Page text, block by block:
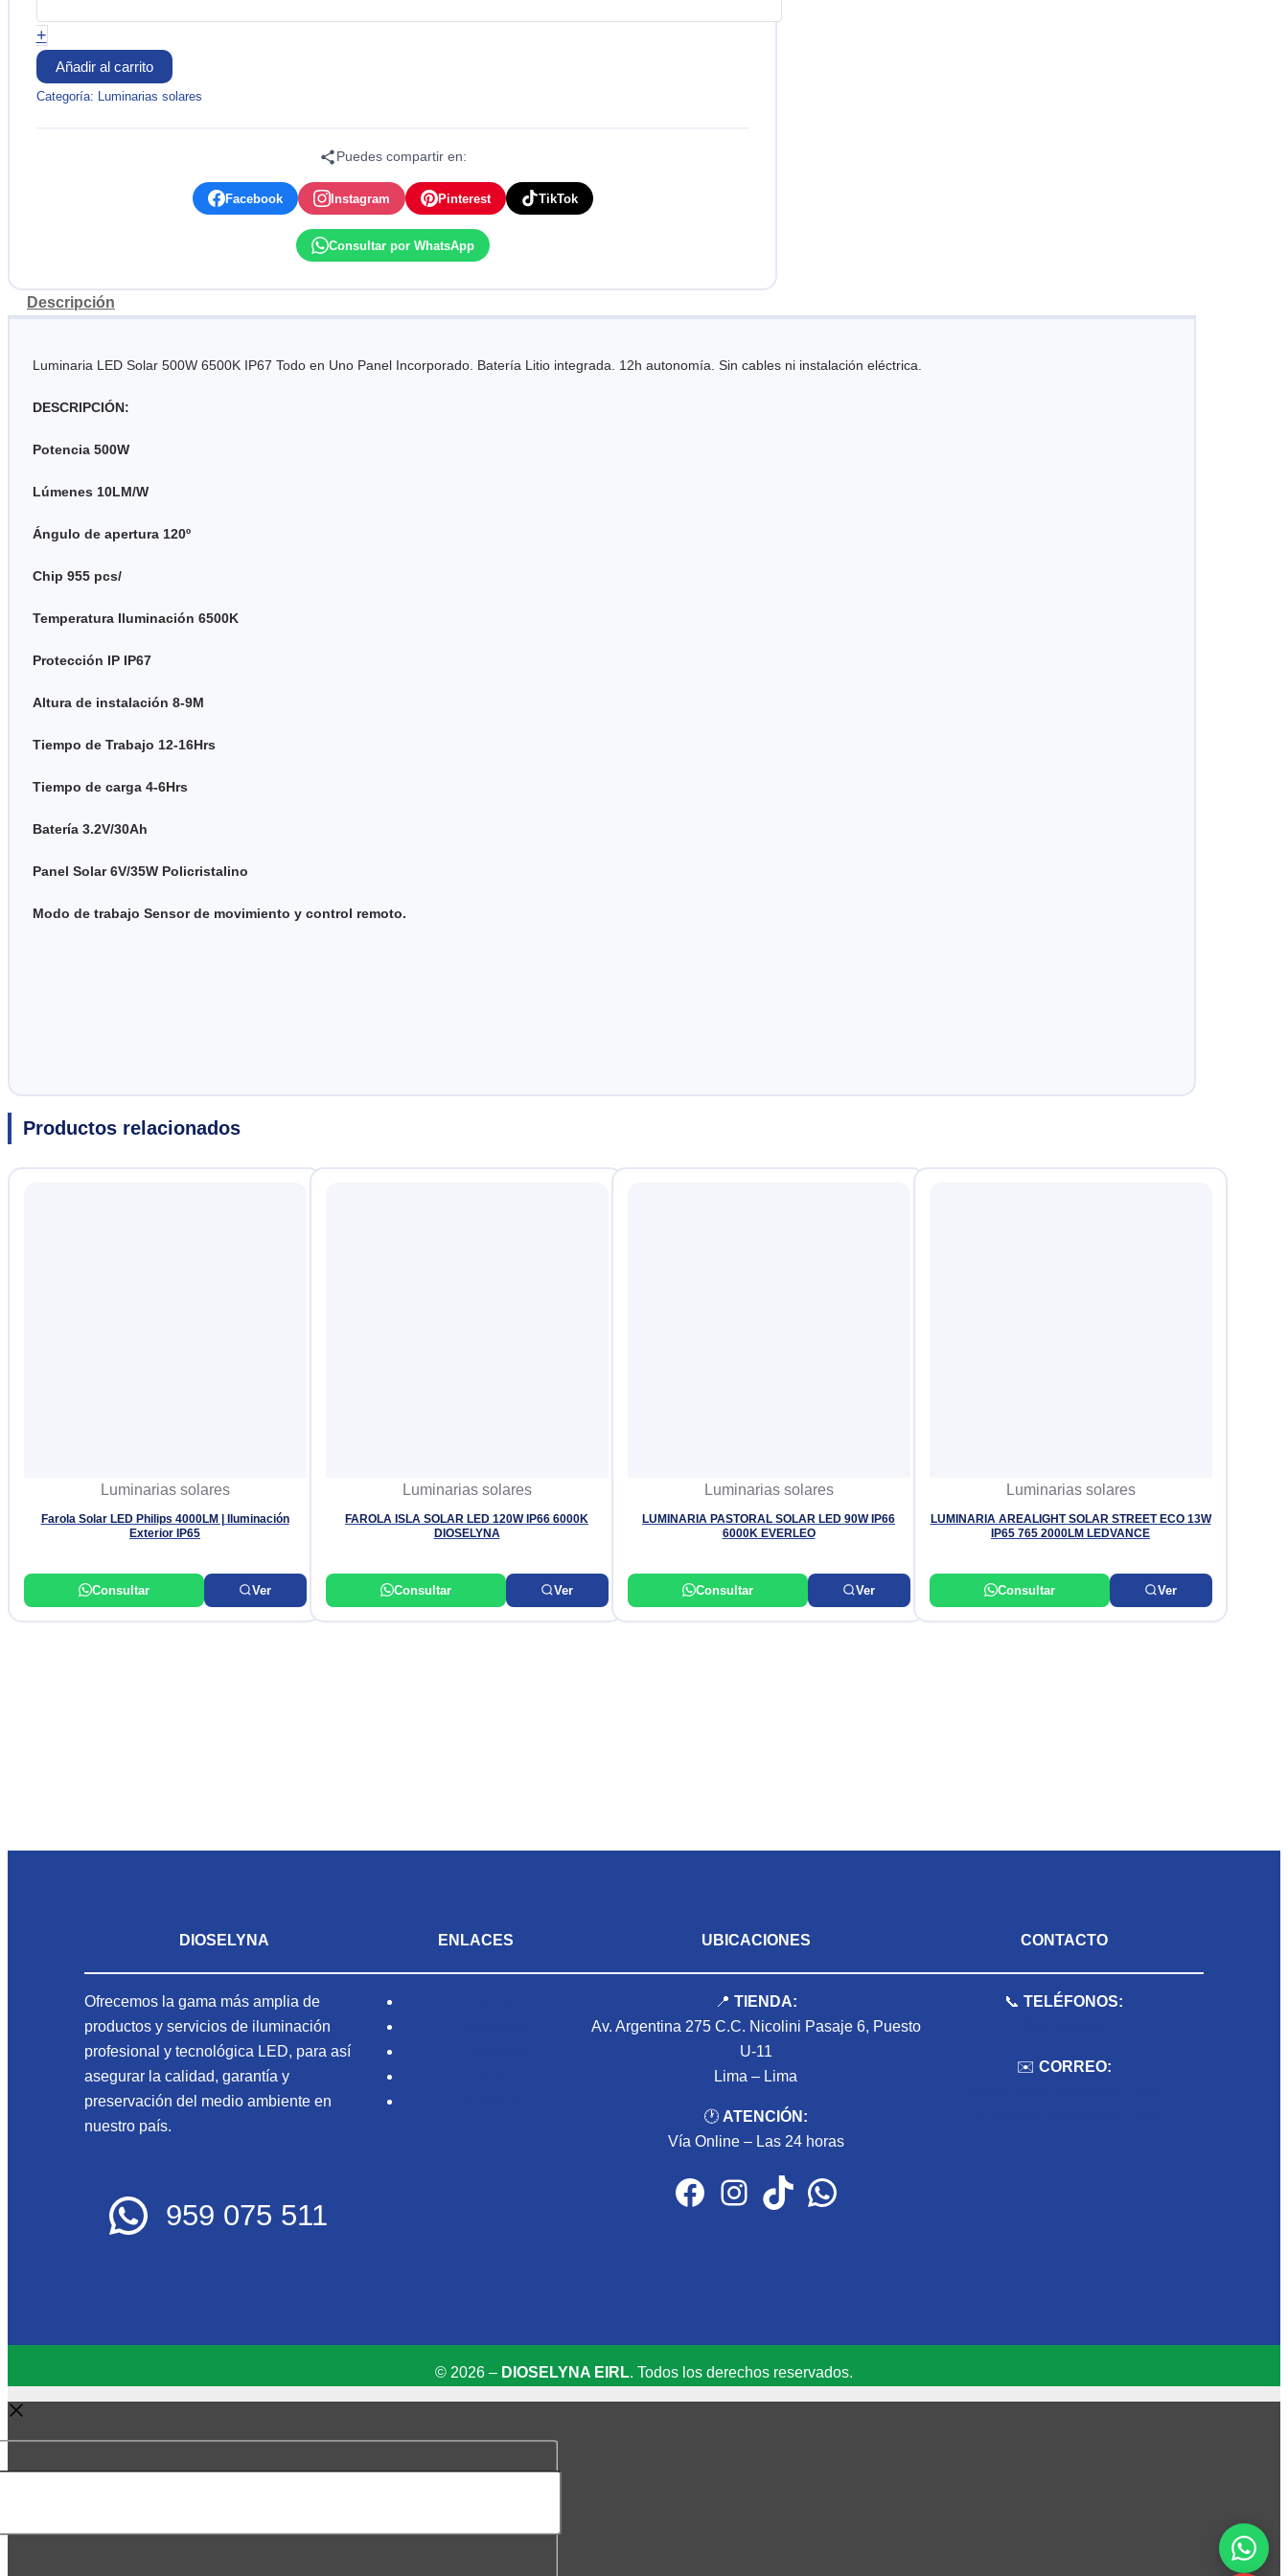
6500K
IP67
cantidad
+
Añadir al carrito
Categoría: Luminarias solares
Puedes compartir en:
Facebook Instagram Pinterest TikTok
Consultar por WhatsApp
Descripción
Luminaria LED Solar 500W 6500K IP67 Todo en Uno Panel Incorporado. Batería Litio integrada. 12h autonomía. Sin cables ni instalación eléctrica.
DESCRIPCIÓN:
Potencia 500W
Lúmenes 10LM/W
Ángulo de apertura 120º
Chip 955 pcs/
Temperatura Iluminación 6500K
Protección IP IP67
Altura de instalación 8-9M
Tiempo de Trabajo 12-16Hrs
Tiempo de carga 4-6Hrs
Batería 3.2V/30Ah
Panel Solar 6V/35W Policristalino
Modo de trabajo Sensor de movimiento y control remoto.
Productos relacionados
Luminarias solares
Farola Solar LED Philips 4000LM | Iluminación
Exterior IP65
Consultar Ver
Luminarias solares
FAROLA ISLA SOLAR LED 120W IP66 6000K
DIOSELYNA
Consultar Ver
Luminarias solares
LUMINARIA PASTORAL SOLAR LED 90W IP66
6000K EVERLEO
Consultar Ver
Luminarias solares
LUMINARIA AREALIGHT SOLAR STREET ECO 13W
IP65 765 2000LM LEDVANCE
Consultar Ver
DIOSELYNA
Ofrecemos la gama más amplia de
productos y servicios de iluminación
profesional y tecnológica LED, para así
asegurar la calidad, garantía y
preservación del medio ambiente en
nuestro país.
959 075 511
ENLACES UBICACIONES
📍 TIENDA:
Av. Argentina 275 C.C. Nicolini Pasaje 6, Puesto
U-11
Lima – Lima
🕐 ATENCIÓN:
Vía Online – Las 24 horas
Facebook Instagram TikTok WhatsApp
CONTACTO
📞TELÉFONOS:
✉️ CORREO:
© 2026 – DIOSELYNA EIRL. Todos los derechos reservados.